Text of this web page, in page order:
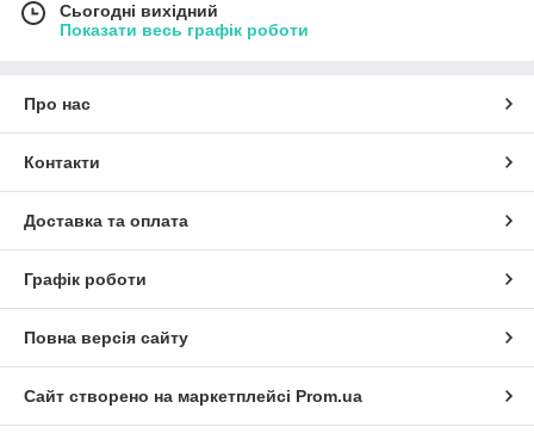
Сьогодні вихідний
Показати весь графік роботи
Про нас
Контакти
Доставка та оплата
Графік роботи
Повна версія сайту
Сайт створено на маркетплейсі Prom.ua